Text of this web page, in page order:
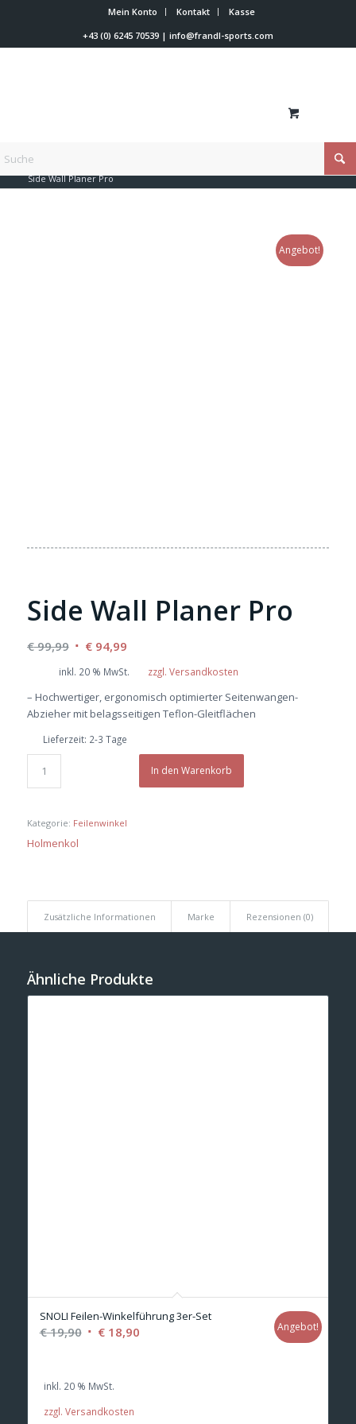
Mein Konto Kontakt
Kasse
+43 (0) 6245 70539| info@frandl-sports.com
Du bist hier:
Side Wall Planer Pro
Angebot!
Side Wall Planer Pro
€99,99 Ursprünglicher
Preis
€ 99,99
€94,99Aktueller
€ 94,99.
inkl. 20 % MwSt. zzgl. Versandkosten
– Hochwertiger, ergonomisch optimierter Seitenwangen-
Abzieher mit belagsseitigen Teflon-Gleitflächen
Lieferzeit: 2-3 Tage
In den Warenkorb
Kategorie: Feilenwinkel
Holmenkol
Zusätzliche Informationen Marke Rezensionen (0)
Ähnliche Produkte
SNOLI Feilen-Winkelführung 3er-Set
€19,90 Ursprünglicher
€ 19,90
€18,90Aktueller
Angebot!
inkl. 20 % MwSt.
zzgl. Versandkosten